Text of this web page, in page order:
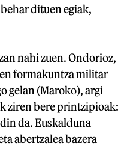
dituen egiak,
nahi zuen. Ondorioz,
formakuntza militar
gelan (Maroko), argi
ziren bere printzipioak:
da. Euskalduna
abertzalea bazera